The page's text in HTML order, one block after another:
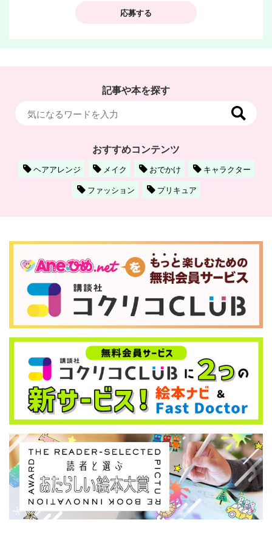
応募する
記事や本を探す
おすすめコンテンツ
ヘアアレンジ メイク おでかけ
キャラクター
ファッション
プリキュア